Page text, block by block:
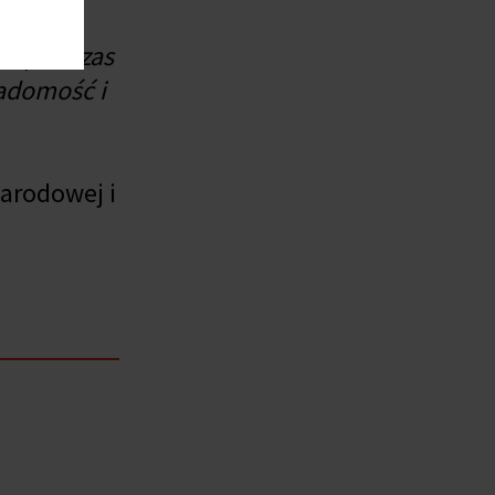
podczas
i
i